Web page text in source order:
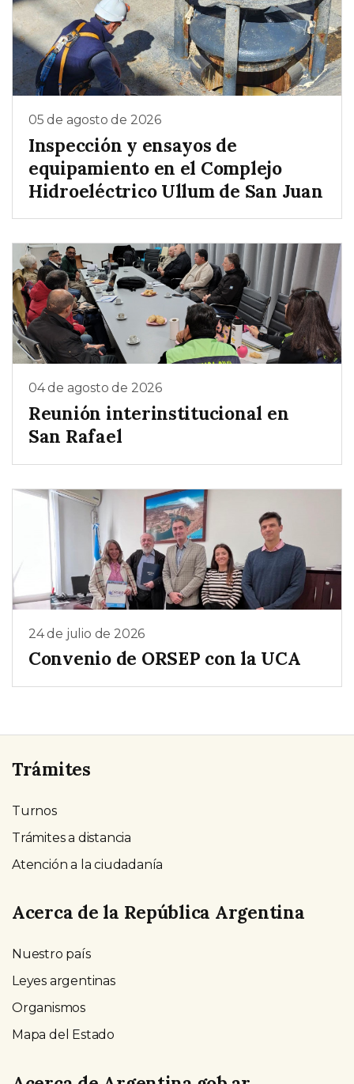
05 de agosto de 2026
Inspección y ensayos de
equipamiento en el Complejo
Hidroeléctrico Ullum de San Juan
04 de agosto de 2026
Reunión interinstitucional en
San Rafael
24 de julio de 2026
Convenio de ORSEP con la UCA
Trámites
Turnos
Trámites a distancia
Atención a la ciudadanía
Acerca de la República Argentina
Nuestro país
Leyes argentinas
Organismos
Mapa del Estado